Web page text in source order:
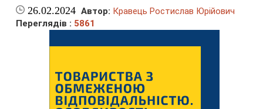
26.02.2024 Автор: Кравець Ростислав Юрійович
Переглядів : 5861